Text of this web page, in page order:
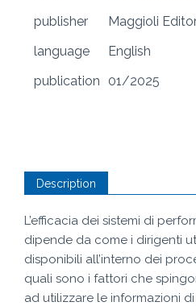
publisher
Maggioli
language
English
publication
01/2025
Description
L’efficacia dei sistemi di
dipende da come i dirigenti
disponibili all’interno dei
quali sono i fattori che
ad utilizzare le informazioni